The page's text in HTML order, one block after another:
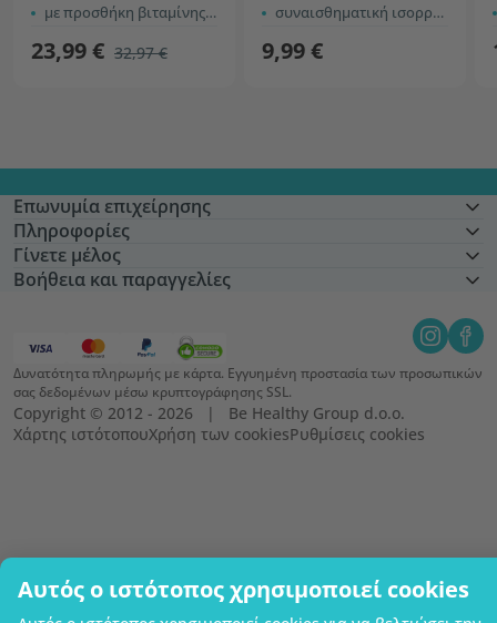
Αυτός ο ιστότοπος χρησιμοποιεί cookies
με προσθήκη βιταμίνης Β6
23,99 € 32,97 €
συναισθηματική ισορροπία
9,99 €
Επωνυμία επιχείρησης
Πληροφορίες
Γίνετε μέλος
Βοήθεια και παραγγελίες
Δυνατότητα πληρωμής με κάρτα. Εγγυημένη προστασία των προσωπικών
σας δεδομένων μέσω κρυπτογράφησης SSL.
Copyright © 2012 - 2026   |   Be Healthy Group d.o.o.
Χάρτης ιστότοπουΧρήση των cookiesΡυθμίσεις cookies